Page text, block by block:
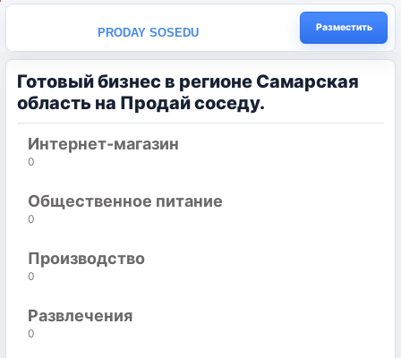
PRODAY SOSEDU Разместить
Готовый бизнес в регионе Самарская
область на Продай соседу.
Интернет-магазин
0
Общественное питание
0
Производство
0
Развлечения
0